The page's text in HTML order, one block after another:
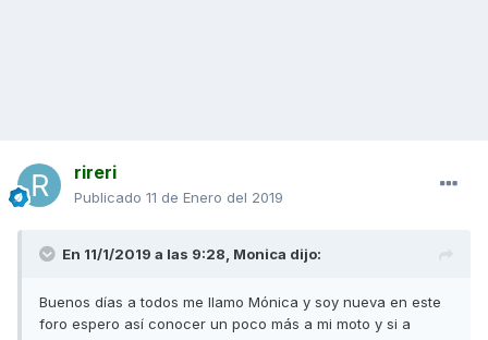
rireri
Publicado 11 de Enero del 2019
En 11/1/2019 a las 9:28, Monica dijo:
Buenos días a todos me llamo Mónica y soy nueva en este
foro espero así conocer un poco más a mi moto y si a